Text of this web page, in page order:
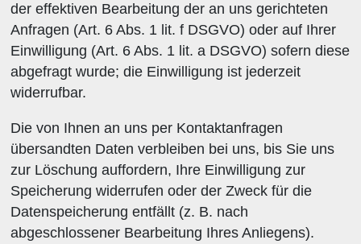
der effektiven Bearbeitung der an uns gerichteten
Anfragen (Art. 6 Abs. 1 lit. f DSGVO) oder auf Ihrer
Einwilligung (Art. 6 Abs. 1 lit. a DSGVO) sofern diese
abgefragt wurde; die Einwilligung ist jederzeit
widerrufbar.
Die von Ihnen an uns per Kontaktanfragen
übersandten Daten verbleiben bei uns, bis Sie uns
zur Löschung auffordern, Ihre Einwilligung zur
Speicherung widerrufen oder der Zweck für die
Datenspeicherung entfällt (z. B. nach
abgeschlossener Bearbeitung Ihres Anliegens).